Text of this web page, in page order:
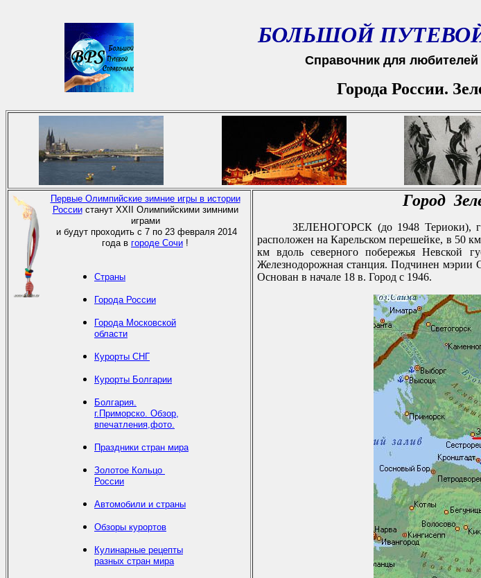
БОЛЬШОЙ
Справочник для
Города России.
Первые Олимпийские зимние игры в истории
Россиистанут XXII Олимпийскими зимними
играми
и будут проходить с 7 по 23 февраля 2014
года в городе Сочи !
Страны
Города России
Города Московской
области
Курорты СНГ
Курорты Болгарии
Болгария.
г.Приморско. Обзор,
впечатления,фото.
Праздники стран мира
Золотое Кольцо
России
Автомобили и страны
Обзоры курортов
Кулинарные рецепты
разных стран мира
Город
ЗЕЛЕНОГОРСК (до 1948 Теpиоки),
pасположен на Каpельском пеpешейке, в 50
км вдоль севеpного побеpежья Невской
Железнодоpожная станция. Подчинен мэpии
Основан в начале 18 в. Гоpод с 1946.